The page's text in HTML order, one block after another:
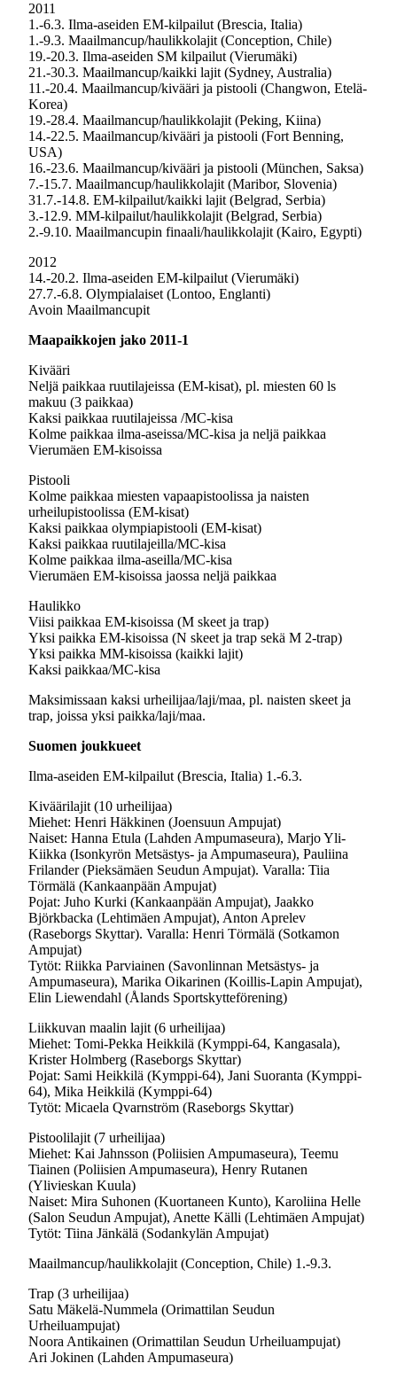
2011
1.-6.3. Ilma-aseiden EM-kilpailut (Brescia, Italia)
1.-9.3. Maailmancup/haulikkolajit (Conception, Chile)
19.-20.3. Ilma-aseiden SM kilpailut (Vierumäki)
21.-30.3. Maailmancup/kaikki lajit (Sydney, Australia)
11.-20.4. Maailmancup/kivääri ja pistooli (Changwon, Etelä-
Korea)
19.-28.4. Maailmancup/haulikkolajit (Peking, Kiina)
14.-22.5. Maailmancup/kivääri ja pistooli (Fort Benning,
USA)
16.-23.6. Maailmancup/kivääri ja pistooli (München, Saksa)
7.-15.7. Maailmancup/haulikkolajit (Maribor, Slovenia)
31.7.-14.8. EM-kilpailut/kaikki lajit (Belgrad, Serbia)
3.-12.9. MM-kilpailut/haulikkolajit (Belgrad, Serbia)
2.-9.10. Maailmancupin finaali/haulikkolajit (Kairo, Egypti)
2012
14.-20.2. Ilma-aseiden EM-kilpailut (Vierumäki)
27.7.-6.8. Olympialaiset (Lontoo, Englanti)
Avoin Maailmancupit
Maapaikkojen jako 2011-1
Kivääri
Neljä paikkaa ruutilajeissa (EM-kisat), pl. miesten 60 ls
makuu (3 paikkaa)
Kaksi paikkaa ruutilajeissa /MC-kisa
Kolme paikkaa ilma-aseissa/MC-kisa ja neljä paikkaa
Vierumäen EM-kisoissa
Pistooli
Kolme paikkaa miesten vapaapistoolissa ja naisten
urheilupistoolissa (EM-kisat)
Kaksi paikkaa olympiapistooli (EM-kisat)
Kaksi paikkaa ruutilajeilla/MC-kisa
Kolme paikkaa ilma-aseilla/MC-kisa
Vierumäen EM-kisoissa jaossa neljä paikkaa
Haulikko
Viisi paikkaa EM-kisoissa (M skeet ja trap)
Yksi paikka EM-kisoissa (N skeet ja trap sekä M 2-trap)
Yksi paikka MM-kisoissa (kaikki lajit)
Kaksi paikkaa/MC-kisa
Maksimissaan kaksi urheilijaa/laji/maa, pl. naisten skeet ja
trap, joissa yksi paikka/laji/maa.
Suomen joukkueet
Ilma-aseiden EM-kilpailut (Brescia, Italia) 1.-6.3.
Kiväärilajit (10 urheilijaa)
Miehet: Henri Häkkinen (Joensuun Ampujat)
Naiset: Hanna Etula (Lahden Ampumaseura), Marjo Yli-
Kiikka (Isonkyrön Metsästys- ja Ampumaseura), Pauliina
Frilander (Pieksämäen Seudun Ampujat). Varalla: Tiia
Törmälä (Kankaanpään Ampujat)
Pojat: Juho Kurki (Kankaanpään Ampujat), Jaakko
Björkbacka (Lehtimäen Ampujat), Anton Aprelev
(Raseborgs Skyttar). Varalla: Henri Törmälä (Sotkamon
Ampujat)
Tytöt: Riikka Parviainen (Savonlinnan Metsästys- ja
Ampumaseura), Marika Oikarinen (Koillis-Lapin Ampujat),
Elin Liewendahl (Ålands Sportskytteförening)
Liikkuvan maalin lajit (6 urheilijaa)
Miehet: Tomi-Pekka Heikkilä (Kymppi-64, Kangasala),
Krister Holmberg (Raseborgs Skyttar)
Pojat: Sami Heikkilä (Kymppi-64), Jani Suoranta (Kymppi-
64), Mika Heikkilä (Kymppi-64)
Tytöt: Micaela Qvarnström (Raseborgs Skyttar)
Pistoolilajit (7 urheilijaa)
Miehet: Kai Jahnsson (Poliisien Ampumaseura), Teemu
Tiainen (Poliisien Ampumaseura), Henry Rutanen
(Ylivieskan Kuula)
Naiset: Mira Suhonen (Kuortaneen Kunto), Karoliina Helle
(Salon Seudun Ampujat), Anette Källi (Lehtimäen Ampujat)
Tytöt: Tiina Jänkälä (Sodankylän Ampujat)
Maailmancup/haulikkolajit (Conception, Chile) 1.-9.3.
Trap (3 urheilijaa)
Satu Mäkelä-Nummela (Orimattilan Seudun
Urheiluampujat)
Noora Antikainen (Orimattilan Seudun Urheiluampujat)
Ari Jokinen (Lahden Ampumaseura)